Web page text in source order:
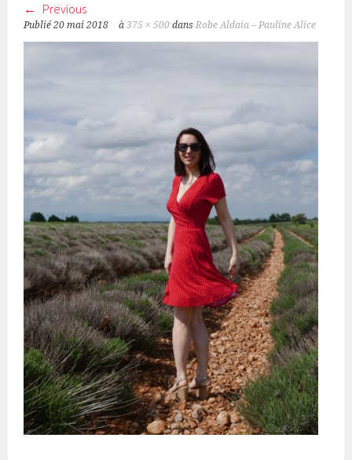
Previous
Publié20 mai 2018 à375 × 500 dansRobe Aldaia – Pauline Alice